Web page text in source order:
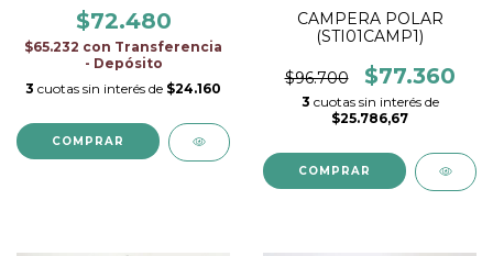
$72.480
$65.232 con Transferencia
- Depósito
3 cuotas sin interés de $24.160
COMPRAR
CAMPERA POLAR
(STI01CAMP1)
$96.700 $77.360
3 cuotas sin interés de
$25.786,67
COMPRAR